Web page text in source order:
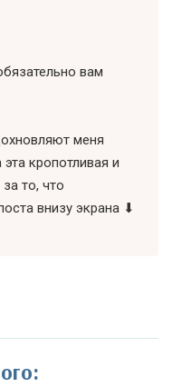
вам
меня
кропотливая и
то, что
внизу экрана ⬇